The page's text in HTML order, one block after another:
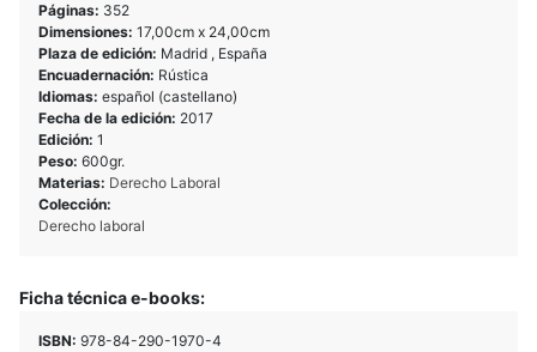
Páginas: 352
Dimensiones: 17,00cm x 24,00cm
Plaza de edición: Madrid , España
Encuadernación: Rústica
Idiomas: español (castellano)
Fecha de la edición: 2017
Edición: 1
Peso: 600gr.
Materias: Derecho Laboral
Colección:
Derecho laboral
Ficha técnica e-books:
ISBN: 978-84-290-1970-4